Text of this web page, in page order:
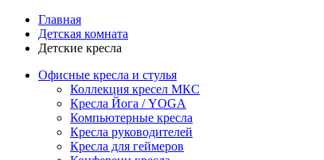
Главная
Детская комната
Детские кресла
Офисные кресла и стулья
Коллекция кресел МКС
Кресла Йога / YOGA
Компьютерные кресла
Кресла руководителей
Кресла для геймеров